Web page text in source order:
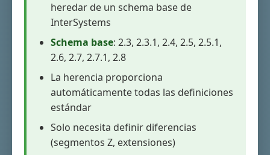
heredar de un schema base de
InterSystems
Schema base: 2.3, 2.3.1, 2.4, 2.5, 2.5.1,
2.6, 2.7, 2.7.1, 2.8
La herencia proporciona
automáticamente todas las definiciones
estándar
Solo necesita definir diferencias
(segmentos Z, extensiones)